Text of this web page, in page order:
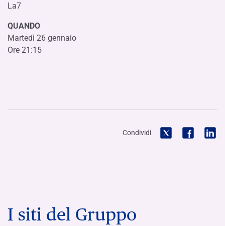
La7
QUANDO
Martedì 26 gennaio
Ore 21:15
Condividi
I siti del Gruppo